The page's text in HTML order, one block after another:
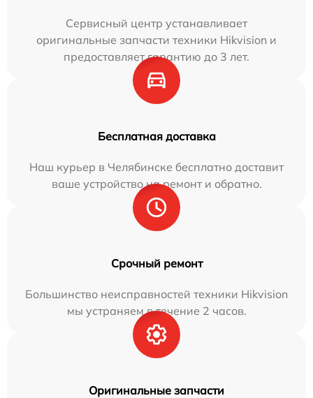
Сервисный центр устанавливает
оригинальные запчасти техники Hikvision и
предоставляет гарантию до 3 лет.
Бесплатная доставка
Наш курьер в Челябинске бесплатно доставит
ваше устройство на ремонт и обратно.
Срочный ремонт
Большинство неисправностей техники Hikvision
мы устраняем в течение 2 часов.
Оригинальные запчасти